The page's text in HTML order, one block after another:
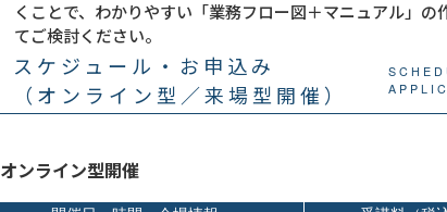
くことで、わかりやすい「業務フロー図＋マニュアル」
てご検討ください。
スケジュール・お申込み
（オンライン型／来場型開催）
オンライン型開催